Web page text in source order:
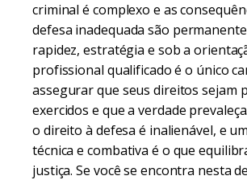
criminal é complexo e as
defesa inadequada são
rapidez, estratégia e sob a
profissional qualificado é o único
assegurar que seus direitos sejam
exercidos e que a verdade
o direito à defesa é inalienável, e
técnica e combativa é o que
justiça. Se você se encontra nesta